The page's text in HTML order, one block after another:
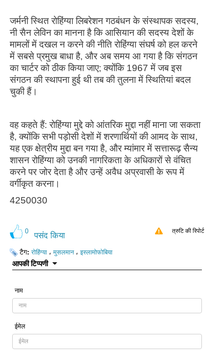
जर्मनी स्थित रोहिंग्या लिबरेशन गठबंधन के संस्थापक सदस्य,
नी सैन लेविन का मानना ​​है कि आसियान की सदस्य देशों के
मामलों में दखल न करने की नीति रोहिंग्या संघर्ष को हल करने
में सबसे प्रमुख बाधा है, और अब समय आ गया है कि संगठन
का चार्टर को ठीक किया जाए; क्योंकि 1967 में जब इस
संगठन की स्थापना हुई थी तब की तुलना में स्थितियां बदल
चुकी हैं।
वह कहते हैं: रोहिंग्या मुद्दे को आंतरिक मुद्दा नहीं माना जा सकता
है, क्योंकि सभी पड़ोसी देशों में शरणार्थियों की आमद के साथ,
यह एक क्षेत्रीय मुद्दा बन गया है, और म्यांमार में सत्तारूढ़ सैन्य
शासन रोहिंग्या को उनकी नागरिकता के अधिकारों से वंचित
करने पर जोर देता है और उन्हें अवैध अप्रवासी के रूप में
वर्गीकृत करना।
4250030
0 पसंद किया त्रुटि की रिपोर्ट
टैग:रोहिंग्या ،मुसलमान،इस्लामोफोबिया
आपकी टिप्पणी
नाम
ईमेल